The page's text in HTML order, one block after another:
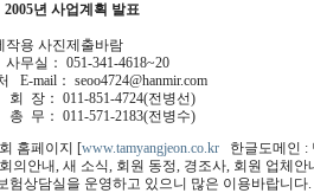
년 사업계획 발표
용 사진제출바람
051-341-4618~20
mail： seoo4724@hanmir.com
011-851-4724(전병선)
011-571-2183(전병수)
홈페이지 [www.tamyangjeon.co.kr 한글도메인 :
내, 새 소식, 회원 동정, 경조사, 회원 업체안
담실을 운영하고 있으니 많은 이용바랍니다.